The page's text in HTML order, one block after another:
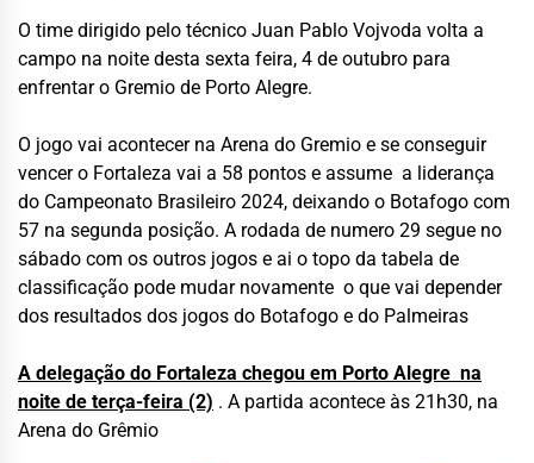
O time dirigido pelo técnico Juan Pablo Vojvoda volta a
campo na noite desta sexta feira, 4 de outubro para
enfrentar o Gremio de Porto Alegre.
O jogo vai acontecer na Arena do Gremio e se conseguir
vencer o Fortaleza vai a 58 pontos e assume a liderança
do Campeonato Brasileiro 2024, deixando o Botafogo com
57 na segunda posição. A rodada de numero 29 segue no
sábado com os outros jogos e ai o topo da tabela de
classificação pode mudar novamente o que vai depender
dos resultados dos jogos do Botafogo e do Palmeiras
A delegação do Fortaleza chegou em Porto Alegre na
noite de terça-feira (2) . A partida acontece às 21h30, na
Arena do Grêmio